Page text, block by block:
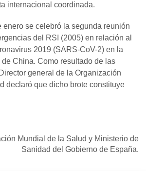
internacional coordinada.
enero se celebró la segunda reunión
del RSI (2005) en relación al
2019 (SARS-CoV-2) en la
China. Como resultado de las
general de la Organización
declaró que dicho brote constituye
Mundial de la Salud y Ministerio de
Sanidad del Gobierno de España.